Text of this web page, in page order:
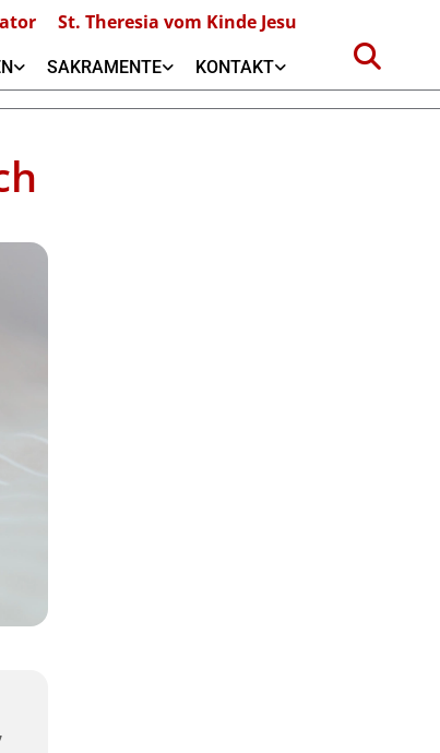
St. Theresia vom Kinde Jesu
SAKRAMENTE KONTAKT